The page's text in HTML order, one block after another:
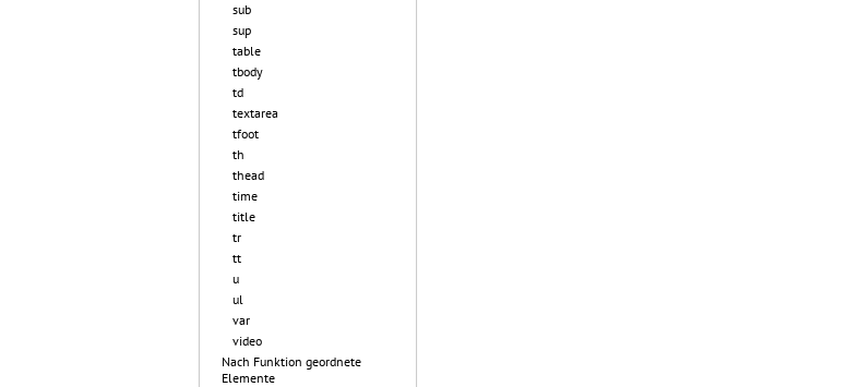
sub
sup
table
tbody
td
textarea
tfoot
th
thead
time
title
tr
tt
u
ul
var
video
Nach Funktion geordnete
Elemente